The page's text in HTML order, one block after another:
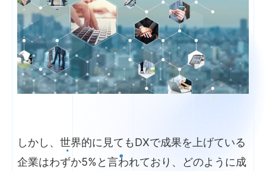
しかし、世界的に見てもDXで成果を上げている
企業はわずか5%と言われており、どのように成